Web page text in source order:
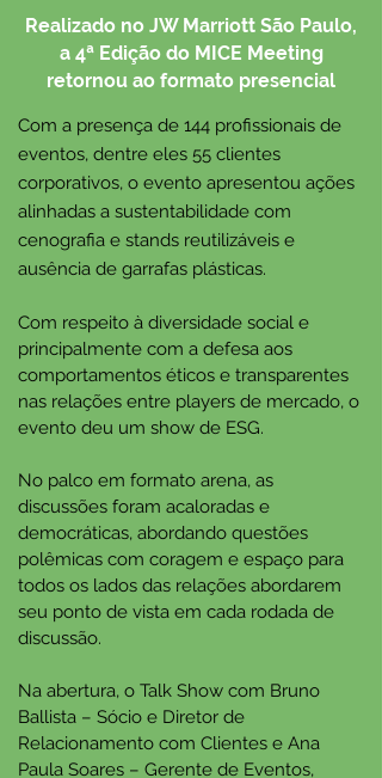
Realizado no JW Marriott São Paulo,
a 4ªEdição do MICE Meeting
retornou ao formato presencial
Com a presença de 144 profissionais de
eventos, dentre eles 55 clientes
corporativos, o evento apresentou ações
alinhadas a sustentabilidade com
cenografia e stands reutilizáveis e
ausência de garrafas plásticas.
Com respeito à diversidade social e
principalmente com a defesa aos
comportamentos éticos e transparentes
nas relações entre players de mercado, o
evento deu um show de ESG.
No palco em formato arena, as
discussões foram acaloradas e
democráticas, abordando questões
polêmicas com coragem e espaço para
todos os lados das relações abordarem
seu ponto de vista em cada rodada de
discussão.
Na abertura, o Talk Show com Bruno
Ballista – Sócio e Diretor de
Relacionamento com Clientes e Ana
Paula Soares – Gerente de Eventos,